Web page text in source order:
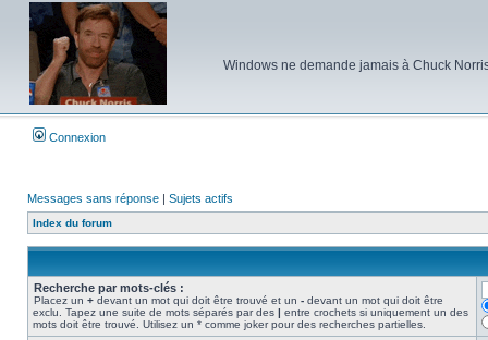
Windows ne demande jamais à Chuck
Connexion
Messages sans réponse | Sujets actifs
Index du forum
Recherche par mots-clés :
Placez un + devant un mot qui doit être trouvé et un - devant un mot qui doit être
exclu. Tapez une suite de mots séparés par des | entre crochets si uniquement un des
mots doit être trouvé. Utilisez un * comme joker pour des recherches partielles.